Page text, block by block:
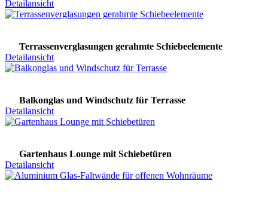
Detailansicht
Terrassenverglasungen gerahmte Schiebeelemente
Detailansicht
Balkonglas und Windschutz für Terrasse
Detailansicht
Gartenhaus Lounge mit Schiebetüren
Detailansicht